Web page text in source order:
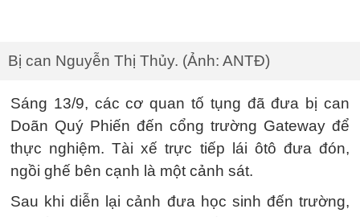
Bị can Nguyễn Thị Thủy. (Ảnh: ANTĐ)
Sáng 13/9, các cơ quan tố tụng đã đưa bị can
Doãn Quý Phiến đến cổng trường Gateway để
thực nghiệm. Tài xế trực tiếp lái ôtô đưa đón,
ngồi ghế bên cạnh là một cảnh sát.
Sau khi diễn lại cảnh đưa học sinh đến trường,